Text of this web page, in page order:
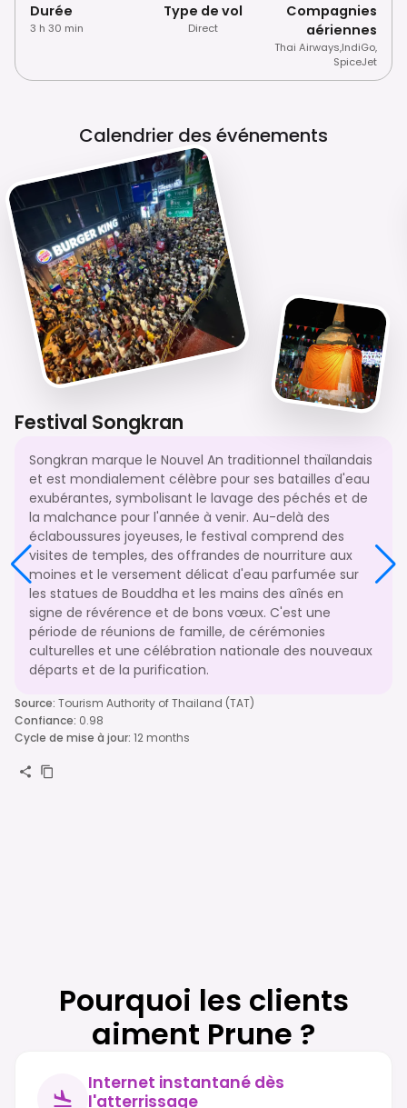
Durée
3 h 30 min
Type de vol
Direct
Compagnies
aériennes
Thai Airways,IndiGo,
SpiceJet
Calendrier des événements
Festival Songkran
Songkran marque le Nouvel An traditionnel thaïlandais
et est mondialement célèbre pour ses batailles d'eau
exubérantes, symbolisant le lavage des péchés et de
la malchance pour l'année à venir. Au-delà des
éclaboussures joyeuses, le festival comprend des
visites de temples, des offrandes de nourriture aux
moines et le versement délicat d'eau parfumée sur
les statues de Bouddha et les mains des aînés en
signe de révérence et de bons vœux. C'est une
période de réunions de famille, de cérémonies
culturelles et une célébration nationale des nouveaux
départs et de la purification.
Source: Tourism Authority of Thailand (TAT)
Confiance: 0.98
Cycle de mise à jour: 12 months
Pourquoi les clients
aiment Prune ?
Internet instantané dès
l'atterrissage